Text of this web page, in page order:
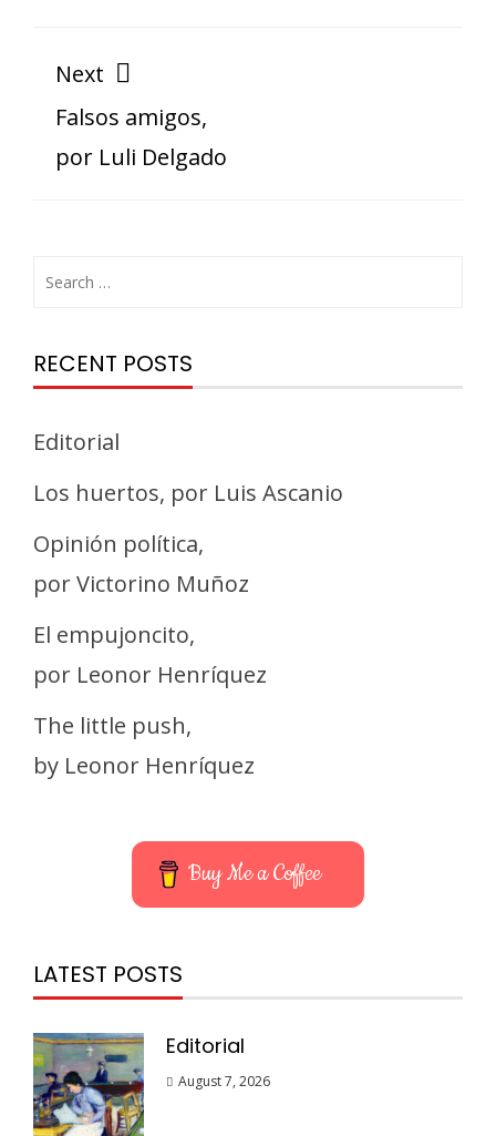
Next
Falsos amigos,
por Luli Delgado
RECENT POSTS
Editorial
Los huertos, por Luis Ascanio
Opinión política,
por Victorino Muñoz
El empujoncito,
por Leonor Henríquez
The little push,
by Leonor Henríquez
Buy Me a Coffee
LATEST POSTS
Editorial
August 7, 2026